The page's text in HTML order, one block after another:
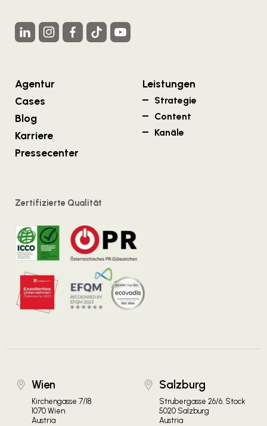
Agentur
Cases
Blog
Karriere
Pressecenter
Leistungen
Strategie
Content
Kanäle
Zertifizierte Qualität
Wien
Kirchengasse 7/18
1070 Wien
Austria
Salzburg
Strubergasse 26/6. Stock
5020 Salzburg
Austria